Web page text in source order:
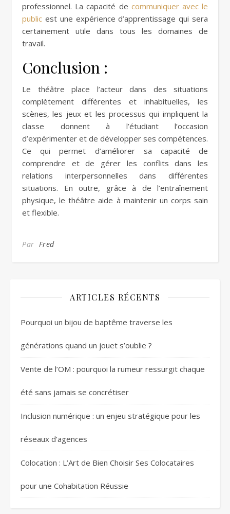
professionnel. La capacité de communiquer avec le
public est une expérience d’apprentissage qui sera
certainement utile dans tous les domaines de
travail.
Conclusion :
Le théâtre place l’acteur dans des situations
complètement différentes et inhabituelles, les
scènes, les jeux et les processus qui impliquent la
classe donnent à l’étudiant l’occasion
d’expérimenter et de développer ses compétences.
Ce qui permet d’améliorer sa capacité de
comprendre et de gérer les conflits dans les
relations interpersonnelles dans différentes
situations. En outre, grâce à de l’entraînement
physique, le théâtre aide à maintenir un corps sain
et flexible.
Par Fred
ARTICLES RÉCENTS
Pourquoi un bijou de baptême traverse les
générations quand un jouet s’oublie ?
Vente de l’OM : pourquoi la rumeur ressurgit chaque
été sans jamais se concrétiser
Inclusion numérique : un enjeu stratégique pour les
réseaux d’agences
Colocation : L’Art de Bien Choisir Ses Colocataires
pour une Cohabitation Réussie